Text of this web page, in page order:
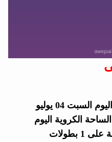
ننشر لكم جدول مباريات اليوم السبت 04 يوليو
الساحة الكروية اليوم
إقامة 1 مباراة قوية موزعة على 1 بطولات